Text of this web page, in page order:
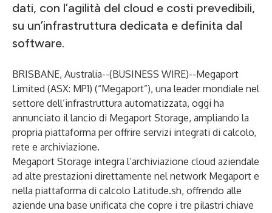
dati, con l’agilità del cloud e costi prevedibili,
su un’infrastruttura dedicata e definita dal
software.
BRISBANE, Australia--(BUSINESS WIRE)--Megaport
Limited (ASX: MP1) (“Megaport”), una leader mondiale nel
settore dell’infrastruttura automatizzata, oggi ha
annunciato il lancio di Megaport Storage, ampliando la
propria piattaforma per offrire servizi integrati di calcolo,
rete e archiviazione.
Megaport Storage integra l’archiviazione cloud aziendale
ad alte prestazioni direttamente nel network Megaport e
nella piattaforma di calcolo Latitude.sh, offrendo alle
aziende una base unificata che copre i tre pilastri chiave